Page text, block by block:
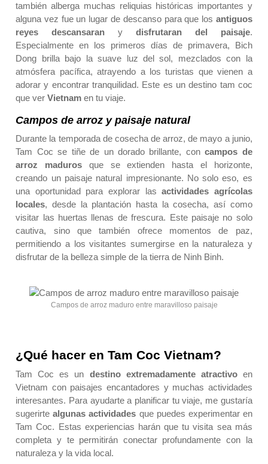
también alberga muchas reliquias históricas importantes y
alguna vez fue un lugar de descanso para que los antiguos
reyes descansaran y disfrutaran del paisaje.
Especialmente en los primeros días de primavera, Bich
Dong brilla bajo la suave luz del sol, mezclados con la
atmósfera pacífica, atrayendo a los turistas que vienen a
adorar y encontrar tranquilidad. Este es un destino tam coc
que verVietnamen tu viaje.
Campos de arroz y paisaje natural
Durante la temporada de cosecha de arroz, de mayo a junio,
Tam Coc se tiñe de un dorado brillante, concampos de
arroz maduros que se extienden hasta el horizonte,
creando un paisaje natural impresionante. No solo eso, es
una oportunidad para explorar lasactividades agrícolas
locales, desde la plantación hasta la cosecha, así como
visitar las huertas llenas de frescura. Este paisaje no solo
cautiva, sino que también ofrece momentos de paz,
permitiendo a los visitantes sumergirse en la naturaleza y
disfrutar de la belleza simple de la tierra de Ninh Binh.
Campos de arroz maduro entre maravilloso paisaje
¿Qué hacer en Tam Coc Vietnam?
Tam Coc es un destino extremadamente atractivoen
Vietnam con paisajes encantadores y muchas actividades
interesantes. Para ayudarte a planificar tu viaje, me gustaría
sugerirtealgunas actividades que puedes experimentar en
Tam Coc. Estas experiencias harán que tu visita sea más
completa y te permitirán conectar profundamente con la
naturaleza y la vida local.